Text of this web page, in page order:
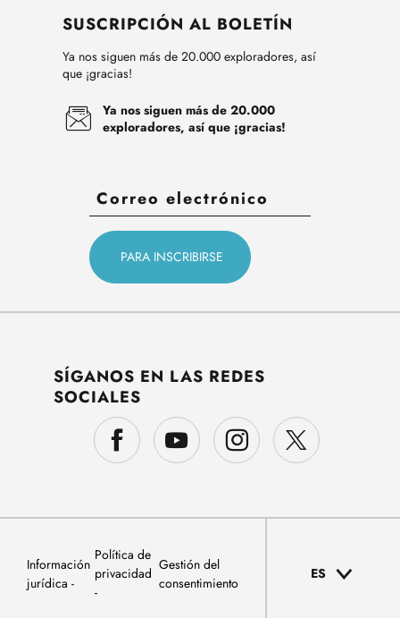
SUSCRIPCIÓN AL BOLETÍN
Ya nos siguen más de 20.000 exploradores, así
que ¡gracias!
Ya nos siguen más de 20.000
exploradores, así que ¡gracias!
SÍGANOS EN LAS REDES
SOCIALES
Información
jurídica
Política de
privacidad
Gestión del
consentimiento
ES